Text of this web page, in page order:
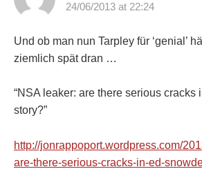
24/06/2013 at 22:24
Und ob man nun Tarpley für ‘genial’
ziemlich spät dran …
“NSA leaker: are there serious cracks
story?”
http://jonrappoport.wordpress.com/
are-there-serious-cracks-in-ed-